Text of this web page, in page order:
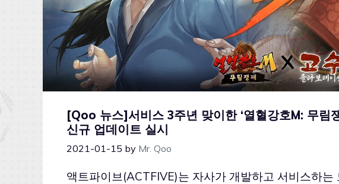
[Qoo 뉴스]서비스 3주년 맞이한 ‘열혈강호M: 무림
신규 업데이트 실시
2021-01-15 by Mr. Qoo
액트파이브(ACTFIVE)는 자사가 개발하고 서비스하는